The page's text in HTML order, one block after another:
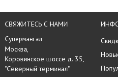
СВЯЖИТЕСЬ С НАМИ
Супермангал
Москва,
Коровинское шоссе д. 35,
"Северный терминал"